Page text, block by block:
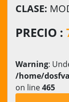
CLASE:
PRECIO :
Warning:
/home/
on line465